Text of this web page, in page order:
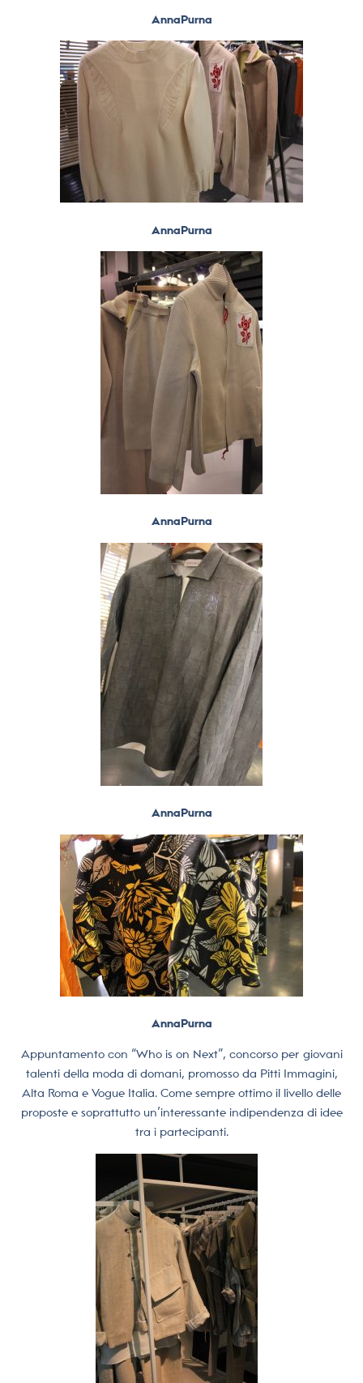
AnnaPurna
AnnaPurna
AnnaPurna
AnnaPurna
AnnaPurna
Appuntamento con “Who is on Next”, concorso per giovani
talenti della moda di domani, promosso da Pitti Immagini,
Alta Roma e Vogue Italia. Come sempre ottimo il livello delle
proposte e soprattutto un’interessante indipendenza di idee
tra i partecipanti.